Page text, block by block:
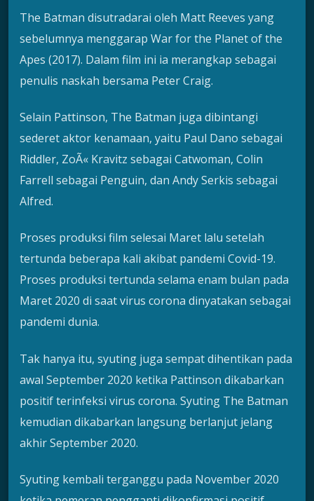
The Batman disutradarai oleh Matt Reeves yang
sebelumnya menggarap War for the Planet of the
Apes (2017). Dalam film ini ia merangkap sebagai
penulis naskah bersama Peter Craig.
Selain Pattinson, The Batman juga dibintangi
sederet aktor kenamaan, yaitu Paul Dano sebagai
Riddler, ZoÃ« Kravitz sebagai Catwoman, Colin
Farrell sebagai Penguin, dan Andy Serkis sebagai
Alfred.
Proses produksi film selesai Maret lalu setelah
tertunda beberapa kali akibat pandemi Covid-19.
Proses produksi tertunda selama enam bulan pada
Maret 2020 di saat virus corona dinyatakan sebagai
pandemi dunia.
Tak hanya itu, syuting juga sempat dihentikan pada
awal September 2020 ketika Pattinson dikabarkan
positif terinfeksi virus corona. Syuting The Batman
kemudian dikabarkan langsung berlanjut jelang
akhir September 2020.
Syuting kembali terganggu pada November 2020